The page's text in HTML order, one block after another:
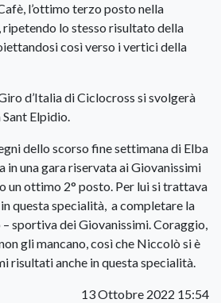
l’ottimo terzo posto nella
ripetendo lo stesso risultato della
così verso i vertici della
d’Italia di Ciclocross si svolgerà
Elpidio.
dello scorso fine settimana di Elba
in una gara riservata ai Giovanissimi
un ottimo 2° posto. Per lui si trattava
questa specialità, a completare la
sportiva dei Giovanissimi. Coraggio,
gli mancano, così che Niccolò si è
risultati anche in questa specialità.
13 Ottobre 2022 15:54